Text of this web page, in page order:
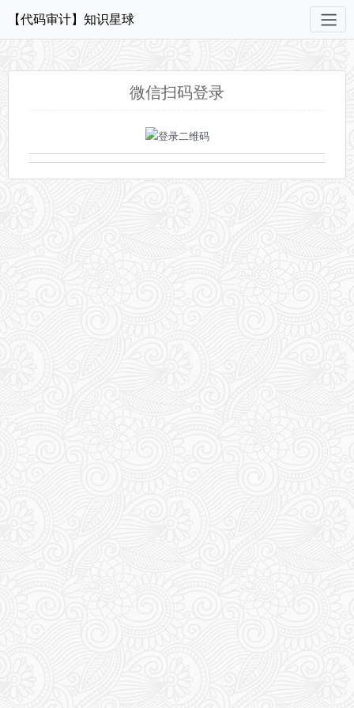
【代码审计】知识星球
微信扫码登录